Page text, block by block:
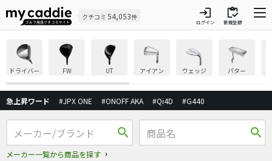
クチコミ 54,053件 login
ログイン
inventory
新規登録
ドライバー FW UT アイアン ウェッジ パター
急上昇ワード #JPX ONE #ONOFF AKA #Qi4D #G440
search
メーカー一覧から商品を探す
search